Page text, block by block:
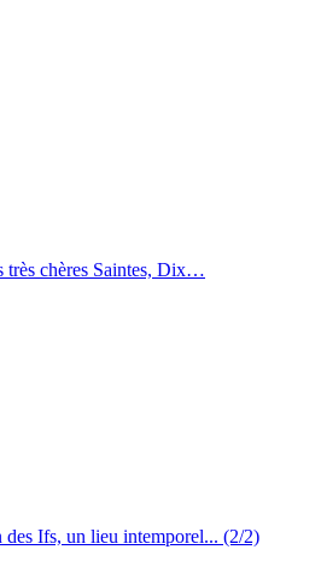
très chères Saintes, Dix…
des Ifs, un lieu intemporel... (2/2)